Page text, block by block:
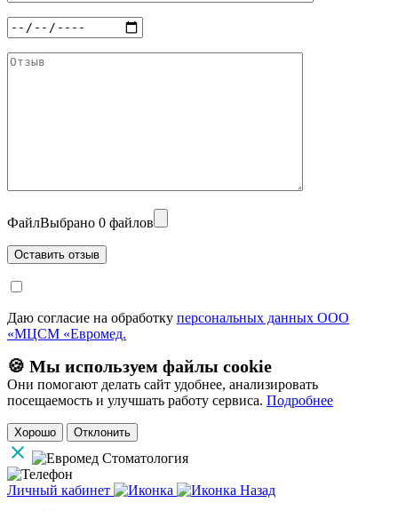
ФайлВыбрано 0 файлов
Даю согласие на обработку персональных данных ООО
«МЦСМ «Евромед.
🍪 Мы используем файлы cookie
Они помогают делать сайт удобнее, анализировать
посещаемость и улучшать работу сервиса. Подробнее
Хорошо Отклонить
Личный кабинет
Назад